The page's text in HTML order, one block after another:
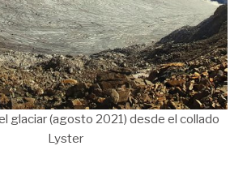
glaciar (agosto 2021) desde el collado
Lyster